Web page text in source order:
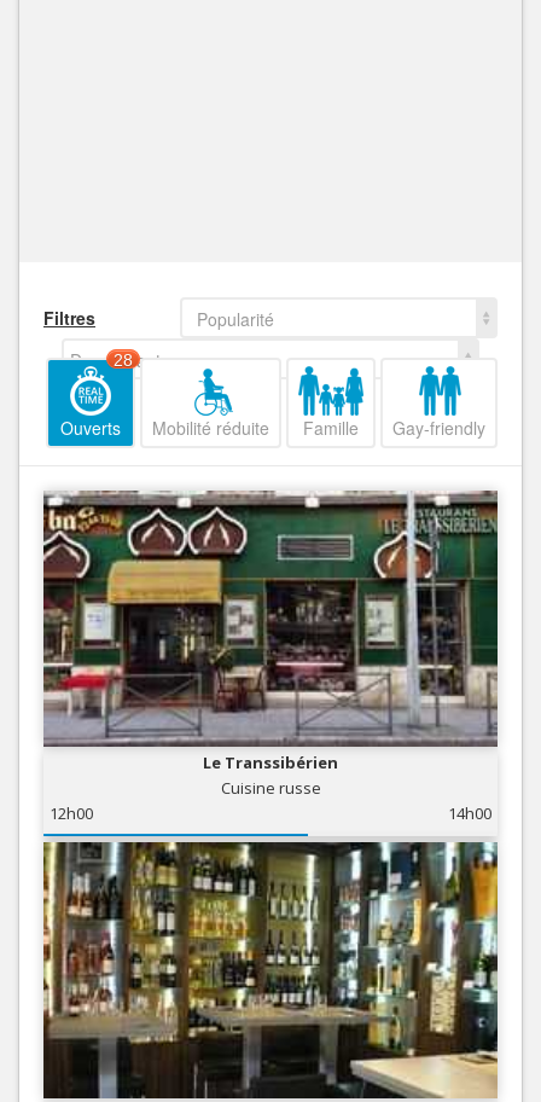
Filtres
Popularité
Decroissant
Ouverts
28
Mobilité réduite Famille Gay-friendly
Le Transsibérien
Cuisine russe
12h00
14h00